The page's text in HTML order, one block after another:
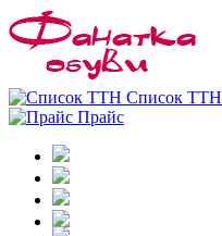
Список ТТН
Прайс